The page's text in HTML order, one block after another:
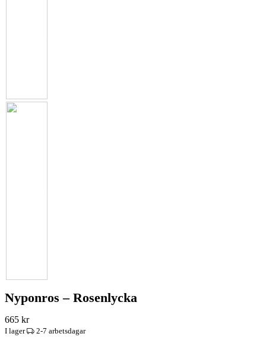
Nyponros – Rosenlycka
665 kr
I lager 2-7 arbetsdagar